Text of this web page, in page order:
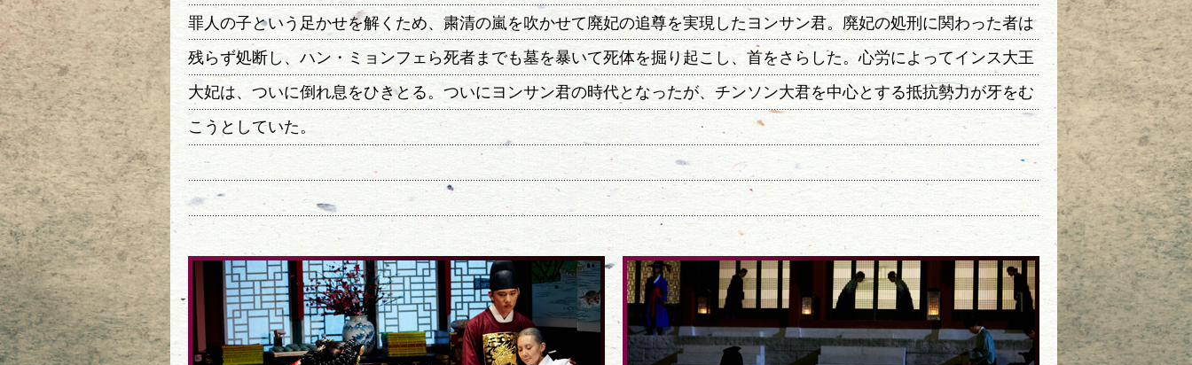
罪人の子という足かせを解くため、粛清の嵐を吹かせて廃妃の追尊を実現したヨンサン君。廃妃の処刑に関わった者は
残らず処断し、ハン・ミョンフェら死者までも墓を暴いて死体を掘り起こし、首をさらした。心労によってインス大王
大妃は、ついに倒れ息をひきとる。ついにヨンサン君の時代となったが、チンソン大君を中心とする抵抗勢力が牙をむ
こうとしていた。